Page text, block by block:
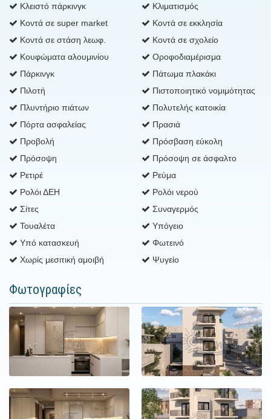
Κλειστό πάρκινγκ
Κλιματισμός
Κοντά σε super market
Κοντά σε εκκλησία
Κοντά σε στάση λεωφ.
Κοντά σε σχολείο
Κουφώματα αλουμινίου
Οροφοδιαμέρισμα
Πάρκινγκ
Πάτωμα πλακάκι
Πιλοτή
Πιστοποιητικό νομιμότητας
Πλυντήριο πιάτων
Πολυτελής κατοικία
Πόρτα ασφαλείας
Πρασιά
Προβολή
Πρόσβαση εύκολη
Πρόσοψη
Πρόσοψη σε άσφαλτο
Ρετιρέ
Ρεύμα
Ρολόι ΔΕΗ
Ρολόι νερού
Σίτες
Συναγερμός
Τουαλέτα
Υπόγειο
Υπό κατασκευή
Φωτεινό
Χωρίς μεσιτική αμοιβή
Ψυγείο
Φωτογραφίες